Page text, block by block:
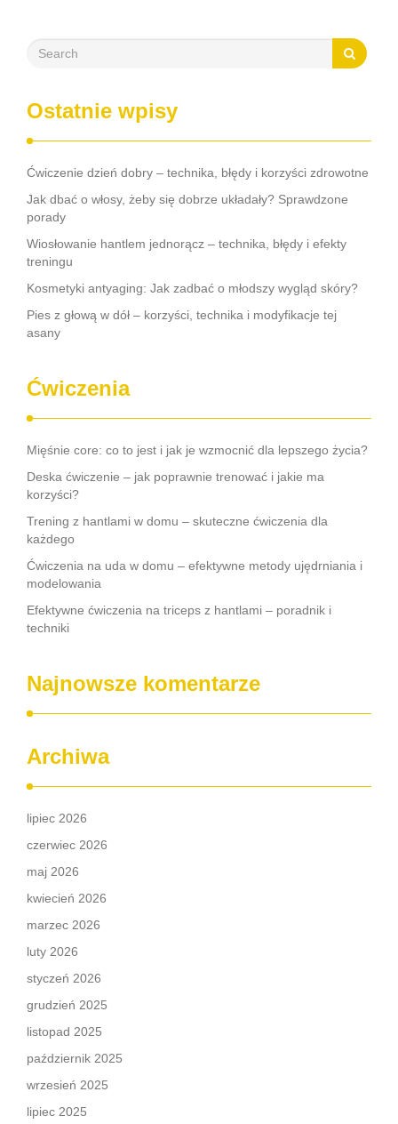
Ostatnie wpisy
Ćwiczenie dzień dobry – technika, błędy i korzyści zdrowotne
Jak dbać o włosy, żeby się dobrze układały? Sprawdzone
porady
Wiosłowanie hantlem jednorącz – technika, błędy i efekty
treningu
Kosmetyki antyaging: Jak zadbać o młodszy wygląd skóry?
Pies z głową w dół – korzyści, technika i modyfikacje tej
asany
Ćwiczenia
Mięśnie core: co to jest i jak je wzmocnić dla lepszego życia?
Deska ćwiczenie – jak poprawnie trenować i jakie ma
korzyści?
Trening z hantlami w domu – skuteczne ćwiczenia dla
każdego
Ćwiczenia na uda w domu – efektywne metody ujędrniania i
modelowania
Efektywne ćwiczenia na triceps z hantlami – poradnik i
techniki
Najnowsze komentarze
Archiwa
lipiec 2026
czerwiec 2026
maj 2026
kwiecień 2026
marzec 2026
luty 2026
styczeń 2026
grudzień 2025
listopad 2025
październik 2025
wrzesień 2025
lipiec 2025